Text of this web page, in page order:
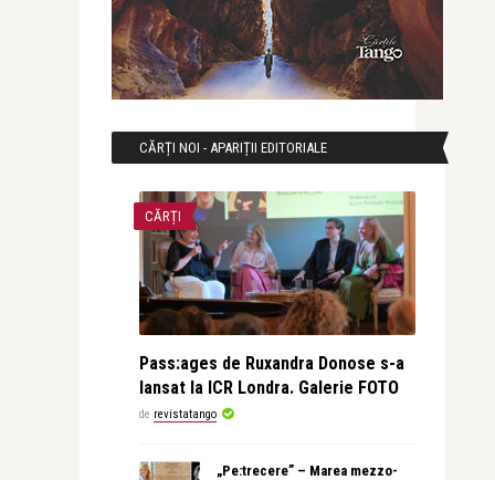
CĂRȚI NOI - APARIȚII EDITORIALE
CĂRȚI
Pass:ages de Ruxandra Donose s-a
lansat la ICR Londra. Galerie FOTO
de revistatango
„Pe:trecere” – Marea mezzo-